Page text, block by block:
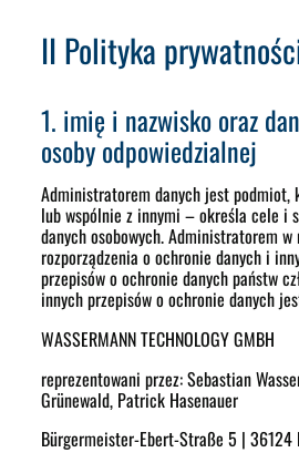
II Polityka
1. imię i nazwisko oraz
osoby odpowiedzialnej
Administratorem danych jest
lub wspólnie z innymi – określa cele i
danych osobowych. Administratorem
rozporządzenia o ochronie danych i
przepisów o ochronie danych państw
innych przepisów o ochronie danych
WASSERMANN TECHNOLOGY GMBH
reprezentowani przez: Sebastian
Grünewald, Patrick Hasenauer
Bürgermeister-Ebert-Straße 5 | 36124